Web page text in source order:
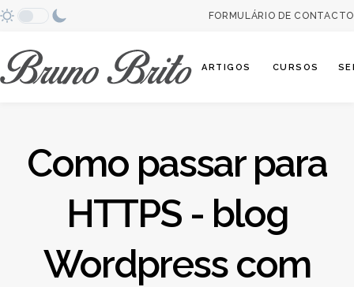
FORMULÁRIO DE CONTACTO
ARTIGOS Abrir
CURSOS
Como passar para
HTTPS - blog
Wordpress com